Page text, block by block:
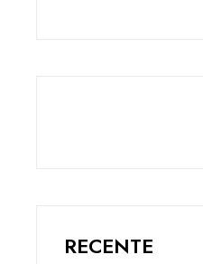
RECENTE